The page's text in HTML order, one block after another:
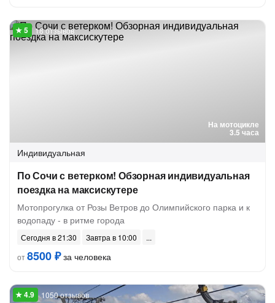
На мотоцикле
3.5 часа
18 отзывов
Индивидуальная
По Сочи с ветерком! Обзорная индивидуальная
поездка на максискутере
Мотопрогулка от Розы Ветров до Олимпийского парка и к
водопаду - в ритме города
Сегодня в 21:30
Завтра в 10:00
от8500 ₽за человека
1050 отзывов